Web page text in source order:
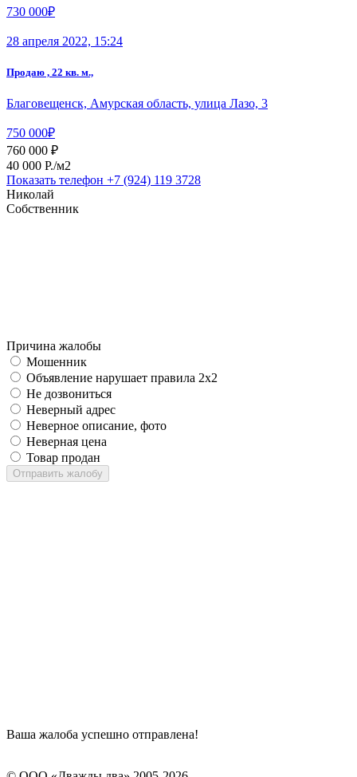
730 000₽
28 апреля 2022, 15:24
Продаю , 22 кв. м.,
Благовещенск, Амурская область, улица Лазо, 3
750 000₽
760 000 ₽
40 000 P./м2
Показать телефон +7 (924) 119 3728
Николай
Собственник
Причина жалобы
Мошенник
Объявление нарушает правила 2x2
Не дозвониться
Неверный адрес
Неверное описание, фото
Неверная цена
Товар продан
Отправить жалобу
Ваша жалоба успешно отправлена!